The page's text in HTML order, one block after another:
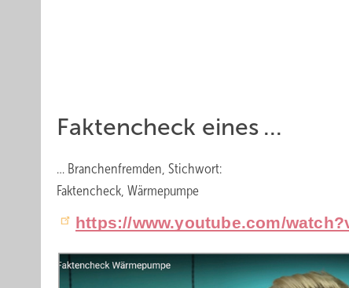
Faktencheck eines ...
… Branchenfremden, Stichwort:
Faktencheck, Wärmepumpe
https://www.youtube.com/